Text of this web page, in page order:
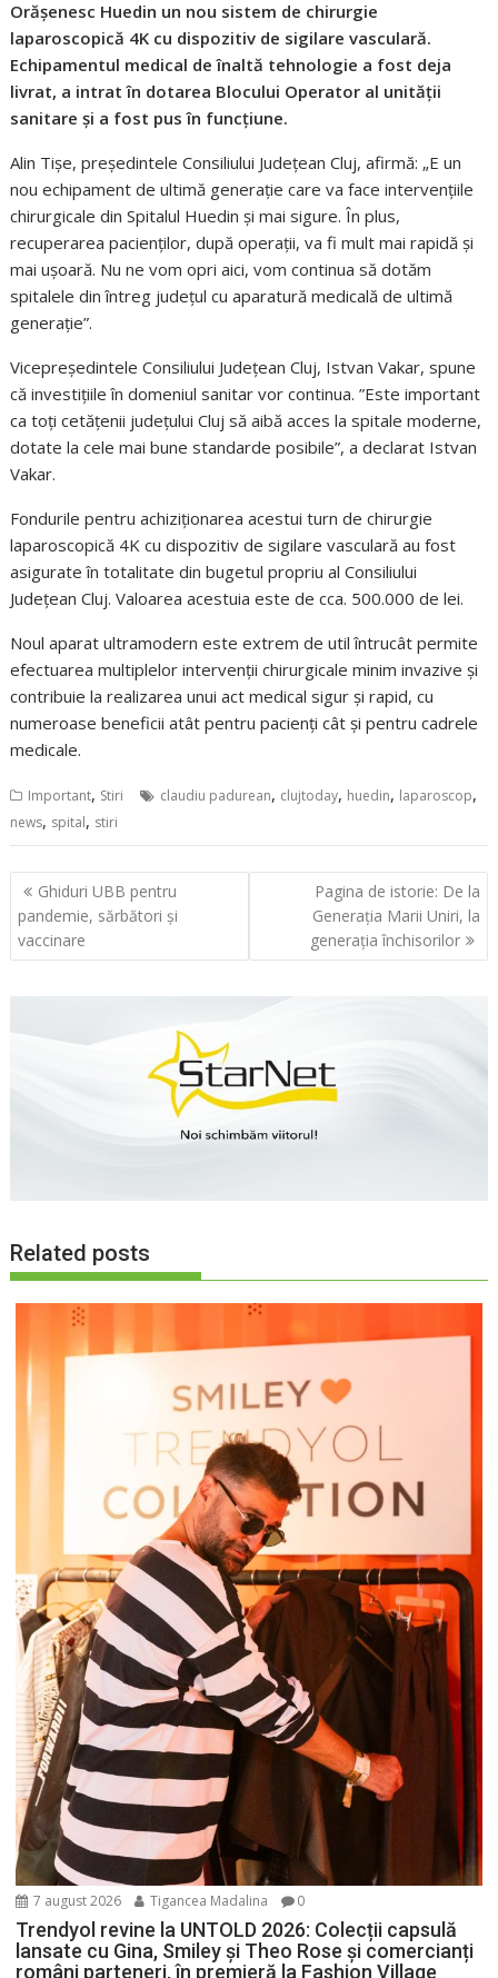
Orășenesc Huedin un nou sistem de chirurgie
laparoscopică 4K cu dispozitiv de sigilare vasculară.
Echipamentul medical de înaltă tehnologie a fost deja
livrat, a intrat în dotarea Blocului Operator al unității
sanitare și a fost pus în funcțiune.
Alin Tișe, președintele Consiliului Județean Cluj, afirmă: „E un
nou echipament de ultimă generație care va face intervențiile
chirurgicale din Spitalul Huedin și mai sigure. În plus,
recuperarea pacienților, după operații, va fi mult mai rapidă și
mai ușoară. Nu ne vom opri aici, vom continua să dotăm
spitalele din întreg județul cu aparatură medicală de ultimă
generație”.
Vicepreședintele Consiliului Județean Cluj, Istvan Vakar, spune
că investițiile în domeniul sanitar vor continua. ”Este important
ca toți cetățenii județului Cluj să aibă acces la spitale moderne,
dotate la cele mai bune standarde posibile”, a declarat Istvan
Vakar.
Fondurile pentru achiziționarea acestui turn de chirurgie
laparoscopică 4K cu dispozitiv de sigilare vasculară au fost
asigurate în totalitate din bugetul propriu al Consiliului
Județean Cluj. Valoarea acestuia este de cca. 500.000 de lei.
Noul aparat ultramodern este extrem de util întrucât permite
efectuarea multiplelor intervenții chirurgicale minim invazive și
contribuie la realizarea unui act medical sigur și rapid, cu
numeroase beneficii atât pentru pacienți cât și pentru cadrele
medicale.
Important, Stiri claudiu padurean, clujtoday, huedin, laparoscop,
news, spital, stiri
Navigare
în
articole
Ghiduri UBB pentru
pandemie, sărbători și
vaccinare
Pagina de istorie: De la
Generația Marii Uniri, la
generația închisorilor
Related posts
7 august 2026 Tigancea Madalina 0
Trendyol revine la UNTOLD 2026: Colecții capsulă
lansate cu Gina, Smiley și Theo Rose și comercianți
români parteneri, în premieră la Fashion Village